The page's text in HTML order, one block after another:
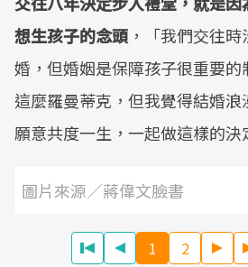
想生孩子的念頭 ，「我們交往
婚，但婚姻是保障孩子很重要
這麼羅曼蒂克，但我覺得結婚浪
願意共度一生，一起做這樣的決
圖片來源／蔣偉文臉書
1 2